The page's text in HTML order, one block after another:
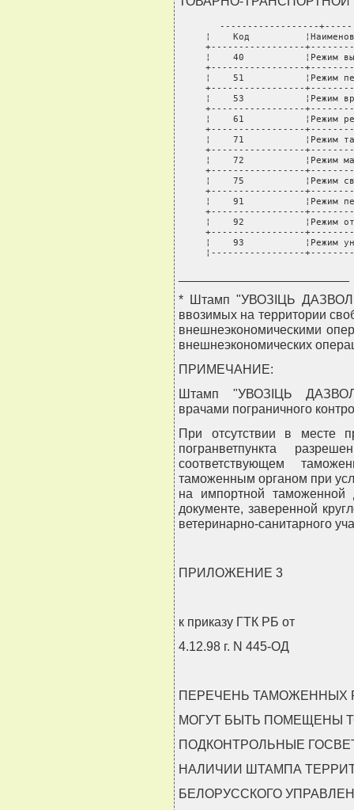
------------------
¦    Код
+-----------------
¦    40           ¦Режим
+-----------------
¦    51           ¦Режим
+-----------------
¦    53           ¦Режим
+-----------------
¦    61           ¦Режим
+-----------------
¦    71           ¦Режим
+-----------------
¦    72           ¦Режим
+-----------------
¦    75           ¦Режим
+-----------------
¦    91           ¦Режим
+-----------------
¦    92           ¦Режим
+-----------------
¦    93           ¦Режим
¦-----------------
* Штамп "УВОЗIЦЬ
ввозимых на территории
внешнеэкономическими
внешнеэкономических
ПРИМЕЧАНИЕ:
Штамп "УВОЗIЦЬ
врачами пограничного
При отсутствии в месте
погранветпункта
соответствующем
таможенным органом при
на импортной
документе, заверенной
ветеринарно-санитарного
ПРИЛОЖЕНИЕ 3
к приказу ГТК РБ от
4.12.98 г. N 445-ОД
ПЕРЕЧЕНЬ ТАМОЖЕННЫХ
МОГУТ БЫТЬ ПОМЕЩЕНЫ
ПОДКОНТРОЛЬНЫЕ
НАЛИЧИИ ШТАМПА
БЕЛОРУССКОГО